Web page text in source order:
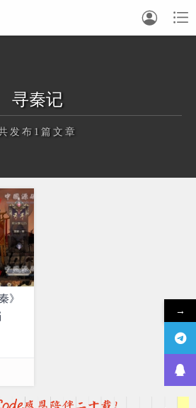


寻秦记
发布1篇文章
在为您加载新内容
》
→